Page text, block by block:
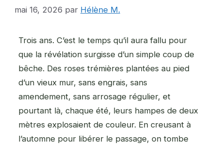
mai 16, 2026 par Hélène M.
Trois ans. C’est le temps qu’il aura fallu pour
que la révélation surgisse d’un simple coup de
bêche. Des roses trémières plantées au pied
d’un vieux mur, sans engrais, sans
amendement, sans arrosage régulier, et
pourtant là, chaque été, leurs hampes de deux
mètres explosaient de couleur. En creusant à
l’automne pour libérer le passage, on tombe